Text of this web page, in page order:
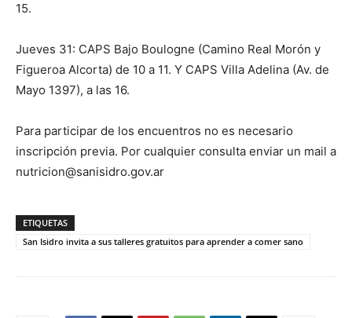
15.
Jueves 31: CAPS Bajo Boulogne (Camino Real Morón y
Figueroa Alcorta) de 10 a 11. Y CAPS Villa Adelina (Av. de
Mayo 1397), a las 16.
Para participar de los encuentros no es necesario
inscripción previa. Por cualquier consulta enviar un mail a
nutricion@sanisidro.gov.ar
ETIQUETAS
San Isidro invita a sus talleres gratuitos para aprender a comer sano